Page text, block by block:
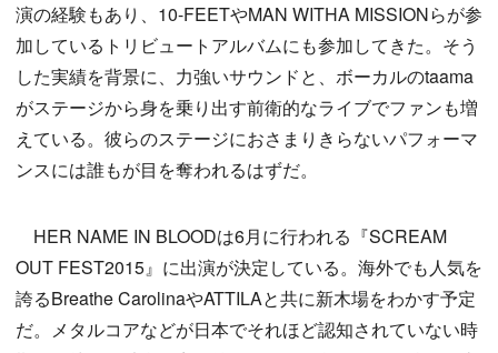
演の経験もあり、10-FEETやMAN WITHA MISSIONらが参
加しているトリビュートアルバムにも参加してきた。そう
した実績を背景に、力強いサウンドと、ボーカルのtaama
がステージから身を乗り出す前衛的なライブでファンも増
えている。彼らのステージにおさまりきらないパフォーマ
ンスには誰もが目を奪われるはずだ。
HER NAME IN BLOODは6月に行われる『SCREAM
OUT FEST2015』に出演が決定している。海外でも人気を
誇るBreathe CarolinaやATTILAと共に新木場をわかす予定
だ。メタルコアなどが日本でそれほど認知されていない時